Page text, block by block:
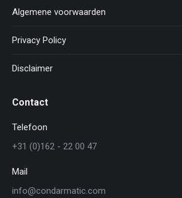
Algemene voorwaarden
Privacy Policy
Disclaimer
Contact
Telefoon
+31 (0)162 - 22 00 47
Mail
info@condarmatic.com